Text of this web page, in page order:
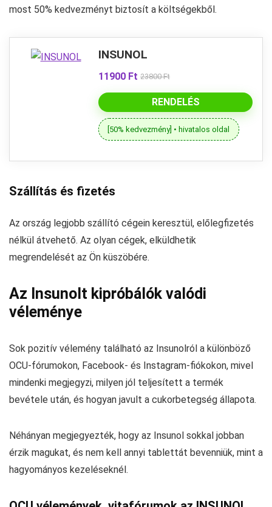
most 50% kedvezményt biztosít a költségekből.
INSUNOL
11900 Ft 23800 Ft
RENDELÉS
[50% kedvezmény] • hivatalos oldal
Szállítás és fizetés
Az ország legjobb szállító cégein keresztül, előlegfizetés
nélkül átvehető. Az olyan cégek, elküldhetik
megrendelését az Ön küszöbére.
Az Insunolt kipróbálók valódi
véleménye
Sok pozitív vélemény található az Insunolról a különböző
OCU-fórumokon, Facebook- és Instagram-fiókokon, mivel
mindenki megjegyzi, milyen jól teljesített a termék
bevétele után, és hogyan javult a cukorbetegség állapota.
Néhányan megjegyezték, hogy az Insunol sokkal jobban
érzik magukat, és nem kell annyi tablettát bevenniük, mint a
hagyományos kezeléseknél.